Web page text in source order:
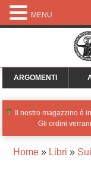
ARGOMENTI
Il nostro magazzino è
Gli ordini
Home» Libri »
MENU